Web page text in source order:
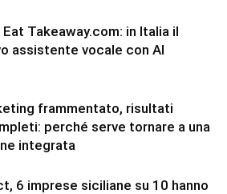
Takeaway.com: in Italia il
assistente vocale con AI
frammentato, risultati
perché serve tornare a una
integrata
6 imprese siciliane su 10 hanno